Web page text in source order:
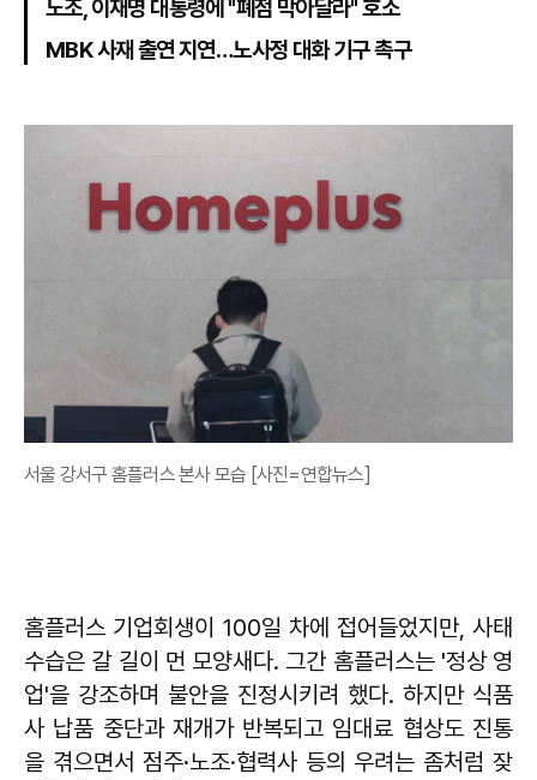
노조, 이재명 대통령에 "폐점 막아달라" 호소
MBK 사재 출연 지연…노사정 대화 기구 촉구
서울 강서구 홈플러스 본사 모습 [사진=연합뉴스]
홈플러스 기업회생이 100일 차에 접어들었지만, 사태
수습은 갈 길이 먼 모양새다. 그간 홈플러스는 '정상 영
업'을 강조하며 불안을 진정시키려 했다. 하지만 식품
사 납품 중단과 재개가 반복되고 임대료 협상도 진통
을 겪으면서 점주·노조·협력사 등의 우려는 좀처럼 잦